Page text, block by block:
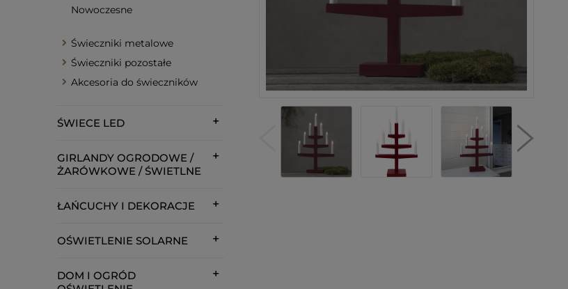
Nowoczesne
Świeczniki metalowe
Świeczniki pozostałe
Akcesoria do świeczników
ŚWIECE LED
GIRLANDY OGRODOWE /
ŻARÓWKOWE / ŚWIETLNE
ŁAŃCUCHY I DEKORACJE
OŚWIETLENIE SOLARNE
DOM I OGRÓD